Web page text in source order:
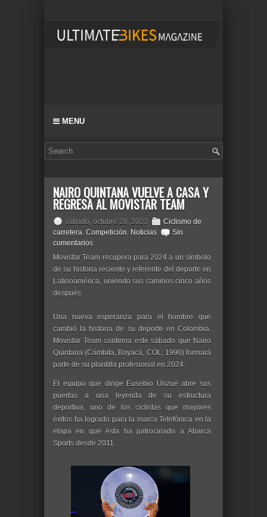
MENU
NAIRO QUINTANA VUELVE A CASA Y
REGRESA AL MOVISTAR TEAM
sábado, octubre 28, 2023
Ciclismo de
carretera, Competición, Noticias
Sin
comentarios
Movistar Team recupera para 2024 a un símbolo
de su historia reciente y referente del deporte en
Latinoamérica, uniendo sus caminos cinco años
después
Una nueva esperanza para el hombre que
cambió la historia de su deporte en Colombia.
Movistar Team confirma este sábado que Nairo
Quintana (Cómbita, Boyacá, COL; 1990) formará
parte de su plantilla profesional en 2024.
El equipo que dirige Eusebio Unzué abre sus
puertas a una leyenda de su estructura
deportiva, uno de los ciclistas que mayores
éxitos ha logrado para la marca Telefónica en la
etapa en que ésta ha patrocinado a Abarca
Sports desde 2011.